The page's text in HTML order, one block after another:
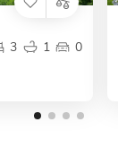
3 1 0